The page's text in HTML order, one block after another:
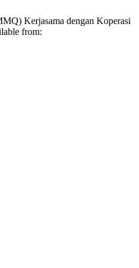
Kerjasama dengan Koperasi
from: